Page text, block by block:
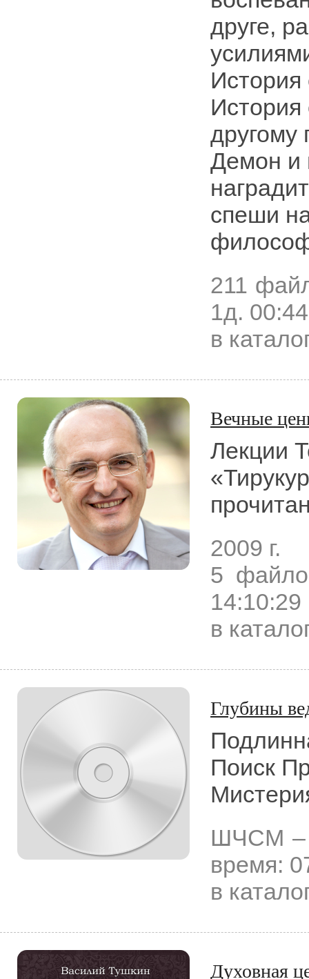
друге,
другому
Демон и
спеши
211
1д.
в
Вечные
Лекции
2009 г.
5
14:10:29
в
Глубины
Поиск
ШЧСМ
время:
в
Духовная